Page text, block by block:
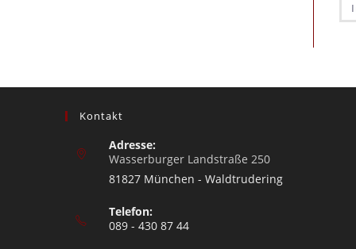
Kontakt
Adresse:
Wasserburger Landstraße 250
81827 München - Waldtrudering
Telefon:
089 - 430 87 44